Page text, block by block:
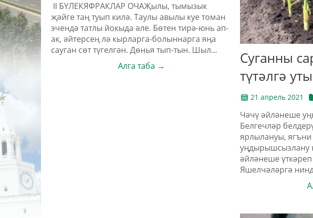
II БҮЛЕКЯФРАКЛАР ОЧАҖылы, тымызык
җәйге таң туып килә. Таулы авылы куе томан
эчендә татлы йокыда әле. Бөтен тирә-юнь ап-
ак, әйтерсең лә кырларга-болыннарга яңа
сауган сөт түгелгән. Дөнья тып-тын. Шыл...
Алга таба →
Суганны
түтәлгә
21 апрель 2021
Чәчү әйләнеше
Белгечләр
ярлылануы,
уңдырышсызлану
әйләнеше
Яшелчәләргә